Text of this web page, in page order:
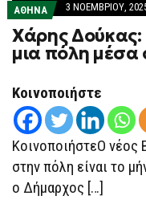
ΑΘΗΝΑ 3 ΝΟΕΜΒΡΊΟΥ,
Χάρης Δούκας:
μια πόλη μέσα
Κοινοποιήστε
ΚοινοποιήστεΟ νέος
στην πόλη είναι το
ο Δήμαρχος […]